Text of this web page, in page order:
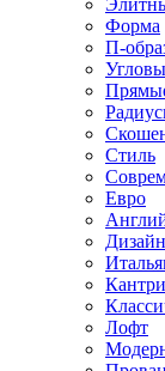
Форма
П-
Стиль
Евро
Кантри
Лофт